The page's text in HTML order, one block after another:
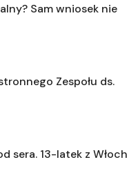
Sam wniosek nie
Zespołu ds.
sera. 13-latek z Włoch